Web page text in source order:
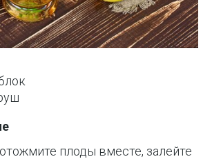
плоды вместе, залейте